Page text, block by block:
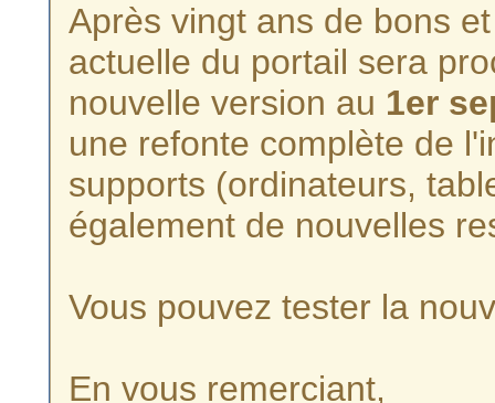
Après vingt ans de bons
actuelle du portail sera
nouvelle version au 1er
une refonte complète de
supports (ordinateurs,
également de nouvelles
Vous pouvez tester la
En vous remerciant,